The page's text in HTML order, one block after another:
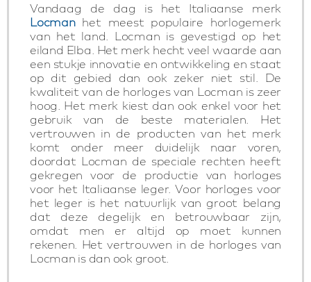
Vandaag de dag is het Italiaanse merk
Locmanhet meest populaire horlogemerk
van het land. Locman is gevestigd op het
eiland Elba. Het merk hecht veel waarde aan
een stukje innovatie en ontwikkeling en staat
op dit gebied dan ook zeker niet stil. De
kwaliteit van de horloges van Locman is zeer
hoog. Het merk kiest dan ook enkel voor het
gebruik van de beste materialen. Het
vertrouwen in de producten van het merk
komt onder meer duidelijk naar voren,
doordat Locman de speciale rechten heeft
gekregen voor de productie van horloges
voor het Italiaanse leger. Voor horloges voor
het leger is het natuurlijk van groot belang
dat deze degelijk en betrouwbaar zijn,
omdat men er altijd op moet kunnen
rekenen. Het vertrouwen in de horloges van
Locman is dan ook groot.